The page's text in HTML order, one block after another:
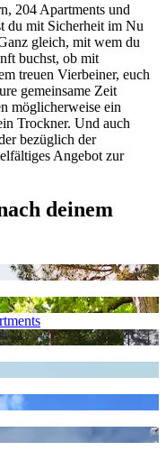
204 Apartments und
du mit Sicherheit im Nu
gleich, mit wem du
buchst, ob mit
treuen Vierbeiner, euch
gemeinsame Zeit
möglicherweise ein
Trockner. Und auch
bezüglich der
Angebot zur
deinem